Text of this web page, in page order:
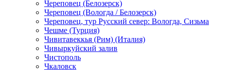
Череповец (Белозерск)
Череповец (Вологда / Белозерск)
Череповец, тур Русский север: Вологда, Сизьма
Чешме (Турция)
Чивитавеккья (Рим) (Италия)
Чивыркуйский залив
Чистополь
Чкаловск